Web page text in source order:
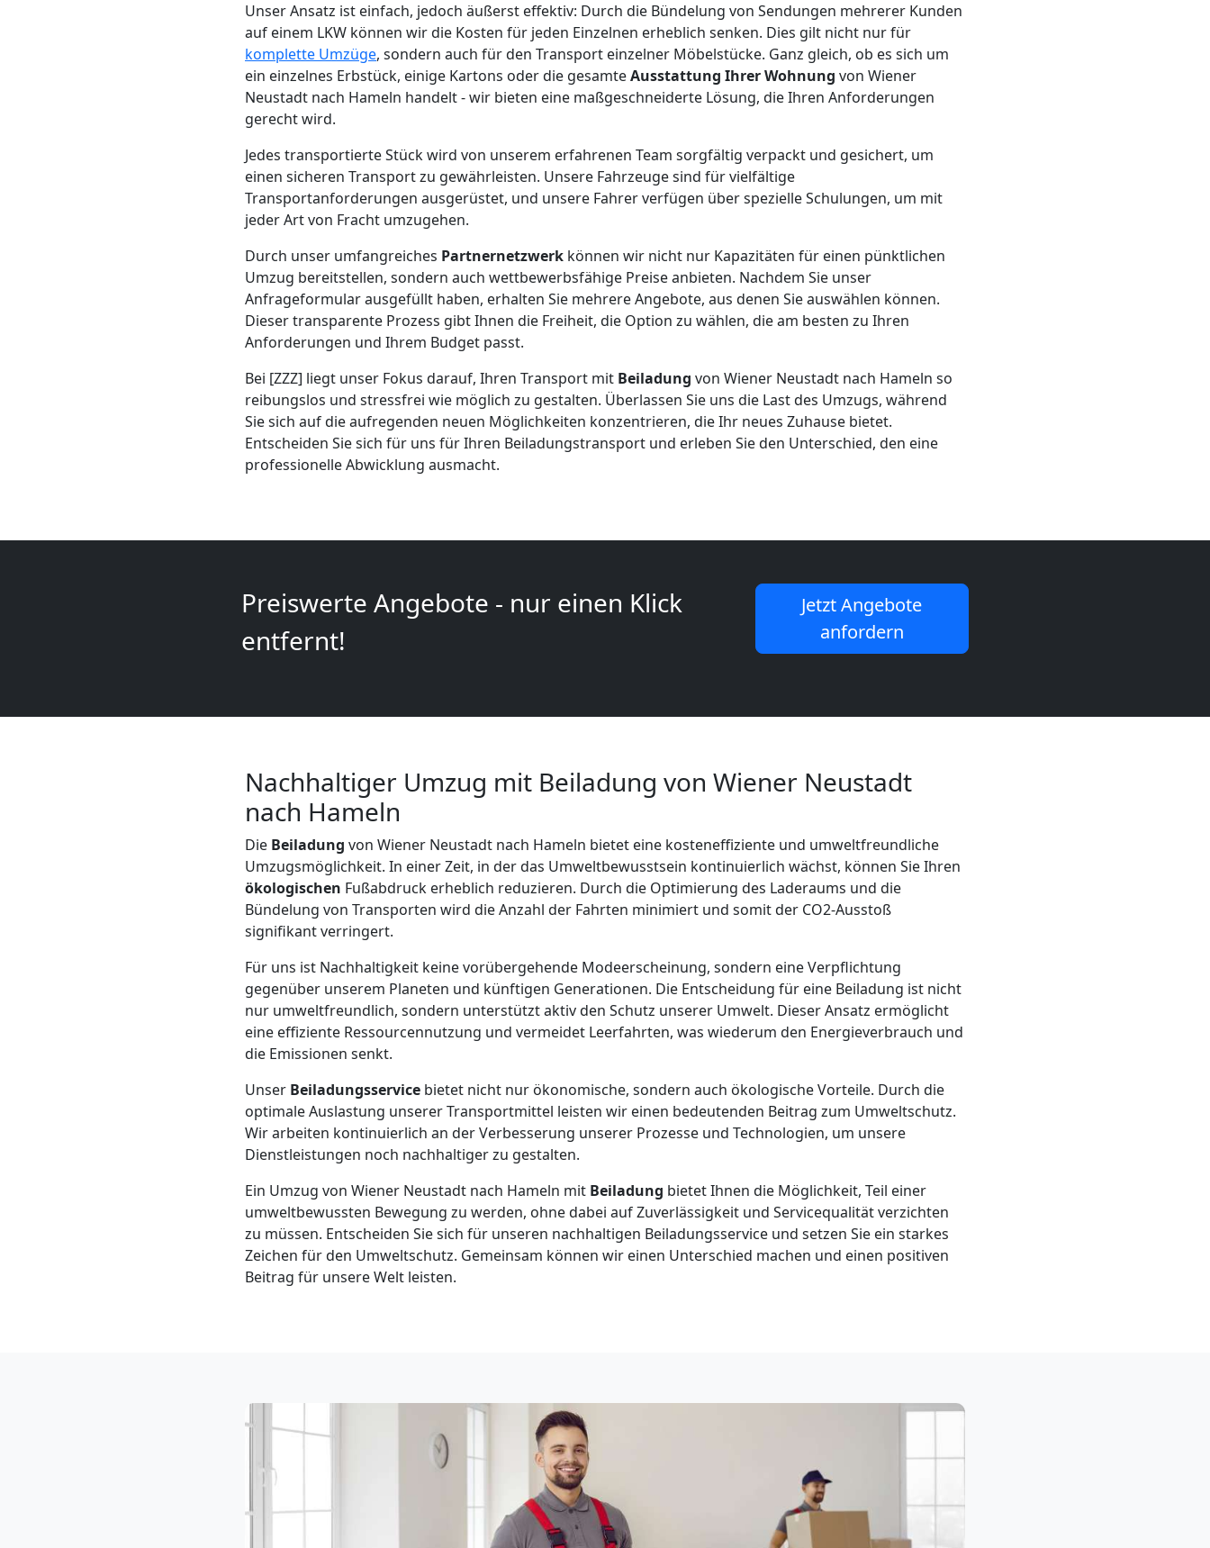
Unser Ansatz ist einfach, jedoch äußerst effektiv: Durch die Bündelung von Sendungen mehrerer Kunden
auf einem LKW können wir die Kosten für jeden Einzelnen erheblich senken. Dies gilt nicht nur für
komplette Umzüge, sondern auch für den Transport einzelner Möbelstücke. Ganz gleich, ob es sich um
ein einzelnes Erbstück, einige Kartons oder die gesamteAusstattung Ihrer Wohnung von Wiener
Neustadt nach Hameln handelt - wir bieten eine maßgeschneiderte Lösung, die Ihren Anforderungen
gerecht wird.
Jedes transportierte Stück wird von unserem erfahrenen Team sorgfältig verpackt und gesichert, um
einen sicheren Transport zu gewährleisten. Unsere Fahrzeuge sind für vielfältige
Transportanforderungen ausgerüstet, und unsere Fahrer verfügen über spezielle Schulungen, um mit
jeder Art von Fracht umzugehen.
Durch unser umfangreiches Partnernetzwerk können wir nicht nur Kapazitäten für einen pünktlichen
Umzug bereitstellen, sondern auch wettbewerbsfähige Preise anbieten. Nachdem Sie unser
Anfrageformular ausgefüllt haben, erhalten Sie mehrere Angebote, aus denen Sie auswählen können.
Dieser transparente Prozess gibt Ihnen die Freiheit, die Option zu wählen, die am besten zu Ihren
Anforderungen und Ihrem Budget passt.
Bei [ZZZ] liegt unser Fokus darauf, Ihren Transport mit Beiladung von Wiener Neustadt nach Hameln so
reibungslos und stressfrei wie möglich zu gestalten. Überlassen Sie uns die Last des Umzugs, während
Sie sich auf die aufregenden neuen Möglichkeiten konzentrieren, die Ihr neues Zuhause bietet.
Entscheiden Sie sich für uns für Ihren Beiladungstransport und erleben Sie den Unterschied, den eine
professionelle Abwicklung ausmacht.
Preiswerte Angebote - nur einen Klick
entfernt!
Jetzt Angebote
anfordern
Nachhaltiger Umzug mit Beiladung von Wiener Neustadt
nach Hameln
Die Beiladung von Wiener Neustadt nach Hameln bietet eine kosteneffiziente und umweltfreundliche
Umzugsmöglichkeit. In einer Zeit, in der das Umweltbewusstsein kontinuierlich wächst, können Sie Ihren
ökologischen Fußabdruck erheblich reduzieren. Durch die Optimierung des Laderaums und die
Bündelung von Transporten wird die Anzahl der Fahrten minimiert und somit der CO2-Ausstoß
signifikant verringert.
Für uns ist Nachhaltigkeit keine vorübergehende Modeerscheinung, sondern eine Verpflichtung
gegenüber unserem Planeten und künftigen Generationen. Die Entscheidung für eine Beiladung ist nicht
nur umweltfreundlich, sondern unterstützt aktiv den Schutz unserer Umwelt. Dieser Ansatz ermöglicht
eine effiziente Ressourcennutzung und vermeidet Leerfahrten, was wiederum den Energieverbrauch und
die Emissionen senkt.
Unser Beiladungsservice bietet nicht nur ökonomische, sondern auch ökologische Vorteile. Durch die
optimale Auslastung unserer Transportmittel leisten wir einen bedeutenden Beitrag zum Umweltschutz.
Wir arbeiten kontinuierlich an der Verbesserung unserer Prozesse und Technologien, um unsere
Dienstleistungen noch nachhaltiger zu gestalten.
Ein Umzug von Wiener Neustadt nach Hameln mit Beiladung bietet Ihnen die Möglichkeit, Teil einer
umweltbewussten Bewegung zu werden, ohne dabei auf Zuverlässigkeit und Servicequalität verzichten
zu müssen. Entscheiden Sie sich für unseren nachhaltigen Beiladungsservice und setzen Sie ein starkes
Zeichen für den Umweltschutz. Gemeinsam können wir einen Unterschied machen und einen positiven
Beitrag für unsere Welt leisten.